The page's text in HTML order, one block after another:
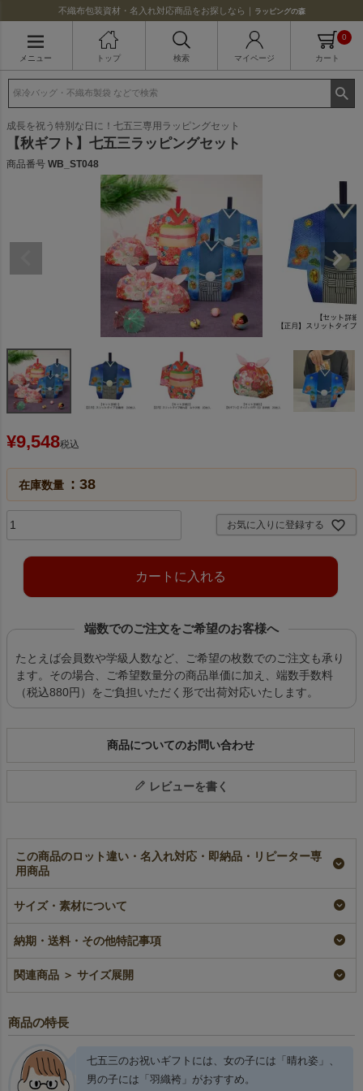
不織布包装資材・名入れ対応商品をお探しなら｜ ラッピングの森
メニュー トップ 検索 マイページ カート
0
成長を祝う特別な日に！七五三専用ラッピングセット
【秋ギフト】七五三ラッピングセット
商品番号 WB_ST048
¥9,548税込
在庫数量 38
お気に入りに登録する
カートに入れる
端数でのご注文をご希望のお客様へ
たとえば会員数や学級人数など、ご希望の枚数でのご注文も承り
ます。その場合、ご希望数量分の商品単価に加え、端数手数料
（税込880円）をご負担いただく形で出荷対応いたします。
商品についてのお問い合わせ
レビューを書く
この商品のロット違い・名入れ対応・即納品・リピーター専
用商品
プ羽織袴｜不織布ラッ
ピング袋｜20枚入～
即納品
不織布ラッピング袋｜
20枚入～
クFP（S）オータム柄
｜不織布製あずま袋｜
サイズ・素材について
納期・送料・その他特記事項
関連商品 ＞ サイズ展開
商品の特長
七五三のお祝いギフトには、女の子には「晴れ姿」、
男の子には「羽織袴」がおすすめ。